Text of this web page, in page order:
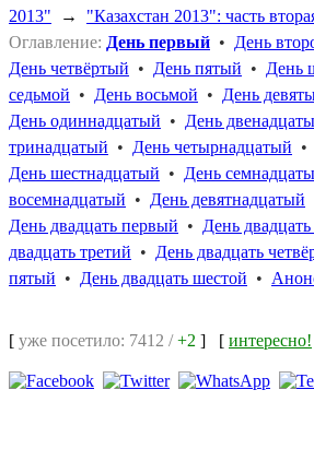
2013" → "Казахстан 2013": часть
Оглавление: День первый • День
День четвёртый • День пятый • День
седьмой • День восьмой • День
День одиннадцатый • День
тринадцатый • День четырнадцатый •
День шестнадцатый • День
восемнадцатый • День девятнадцатый
День двадцать первый • День
двадцать третий • День двадцать
пятый • День двадцать шестой •
[ уже посетило: 7412 /+2 ] [ интересно!